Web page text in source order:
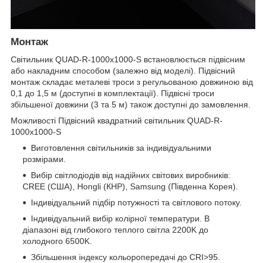
Монтаж
Світильник QUAD-R-1000x1000-S встановлюється підвісним
або накладним способом (залежно від моделі). Підвісний
монтаж складає металеві троси з регульованою довжиною від
0,1 до 1,5 м (доступні в комплектації). Підвісні троси
збільшеної довжини (3 та 5 м) також доступні до замовлення.
Можливості Підвісний квадратний світильник QUAD-R-
1000x1000-S
Виготовлення світильників за індивідуальними
розмірами.
Вибір світлодіодів від надійних світових виробників:
CREE (США), Hongli (КНР), Samsung (Південна Корея).
Індивідуальний підбір потужності та світлового потоку.
Індивідуальний вибір колірної температури. В
діапазоні від глибокого теплого світла 2200K до
холодного 6500K.
Збільшення індексу кольоропередачі до CRI>95.